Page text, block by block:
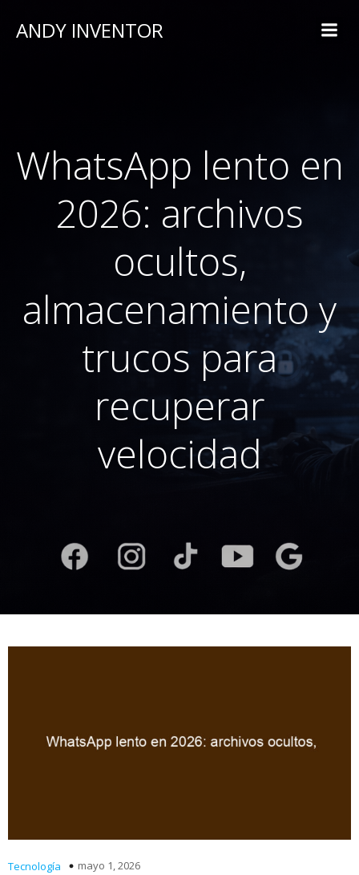
ANDY INVENTOR
WhatsApp lento en
2026: archivos
ocultos,
almacenamiento y
trucos para
recuperar
velocidad
Tecnología mayo 1, 2026